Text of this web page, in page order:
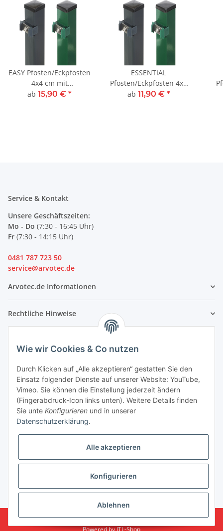
EASY Pfosten/Eckpfosten
4x4 cm mit
angeschweißter
ab 15,90 € *
ESSENTIAL
Pfosten/Eckpfosten 4x4
cm
ab 11,90 € *
Service & Kontakt
Unsere Geschäftszeiten:
Mo - Do (7:30 - 16:45 Uhr)
Fr (7:30 - 14:15 Uhr)
0481 787 723 50
service@arvotec.de
Arvotec.de Informationen
Rechtliche Hinweise
* Alle Preise inkl. gesetzlicher USt., zzgl.Versand
© Arvotec Zaunsysteme GmbH
Wie wir Cookies & Co nutzen
Durch Klicken auf „Alle akzeptieren“ gestatten Sie den
Einsatz folgender Dienste auf unserer Website: YouTube,
Vimeo. Sie können die Einstellung jederzeit ändern
(Fingerabdruck-Icon links unten). Weitere Details finden
Sie unte Konfigurieren und in unserer
Datenschutzerklärung.
Alle akzeptieren
Konfigurieren
Ablehnen